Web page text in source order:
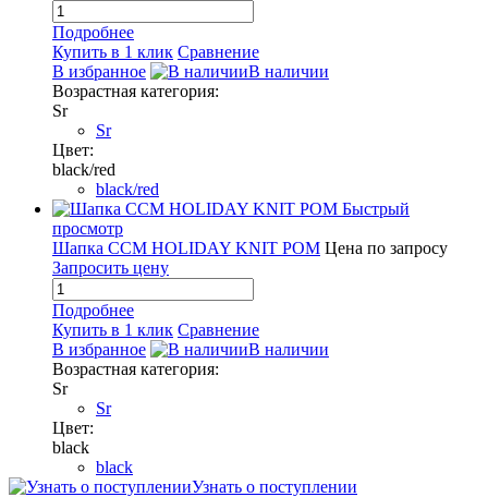
Подробнее
Купить в 1 клик Сравнение
В избранное
В наличии
Возрастная категория:
Sr
Sr
Цвет:
black/red
black/red
Быстрый
просмотр
Шапка CCM HOLIDAY KNIT POM Цена по запросу
Запросить цену
Подробнее
Купить в 1 клик Сравнение
В избранное
В наличии
Возрастная категория:
Sr
Sr
Цвет:
black
black
Узнать о поступлении